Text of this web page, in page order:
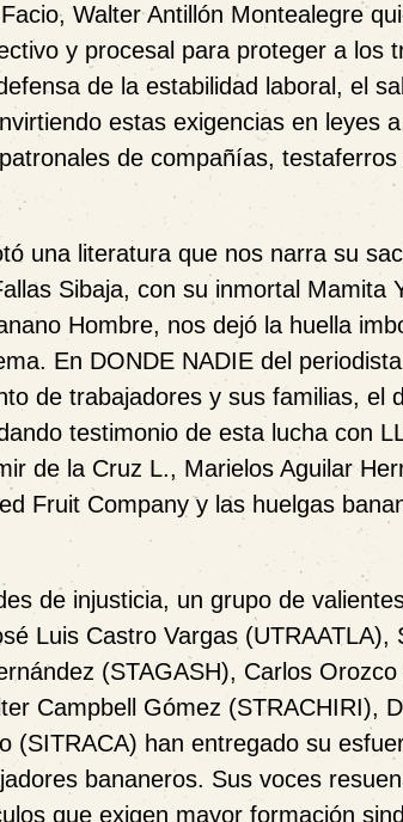
Walter Antillón Montealegre
y procesal para proteger a los
de la estabilidad laboral, el
estas exigencias en leyes
de compañías, testaferros
una literatura que nos narra su
Sibaja, con su inmortal Mamita
Hombre, nos dejó la huella
En DONDE NADIE del
de trabajadores y sus familias, el
testimonio de esta lucha con
de la Cruz L., Marielos Aguilar
Fruit Company y las huelgas
de injusticia, un grupo de
Luis Castro Vargas (UTRAATLA),
(STAGASH), Carlos Orozco
Campbell Gómez (STRACHIRI),
(SITRACA) han entregado su
bananeros. Sus voces
que exigen mayor formación